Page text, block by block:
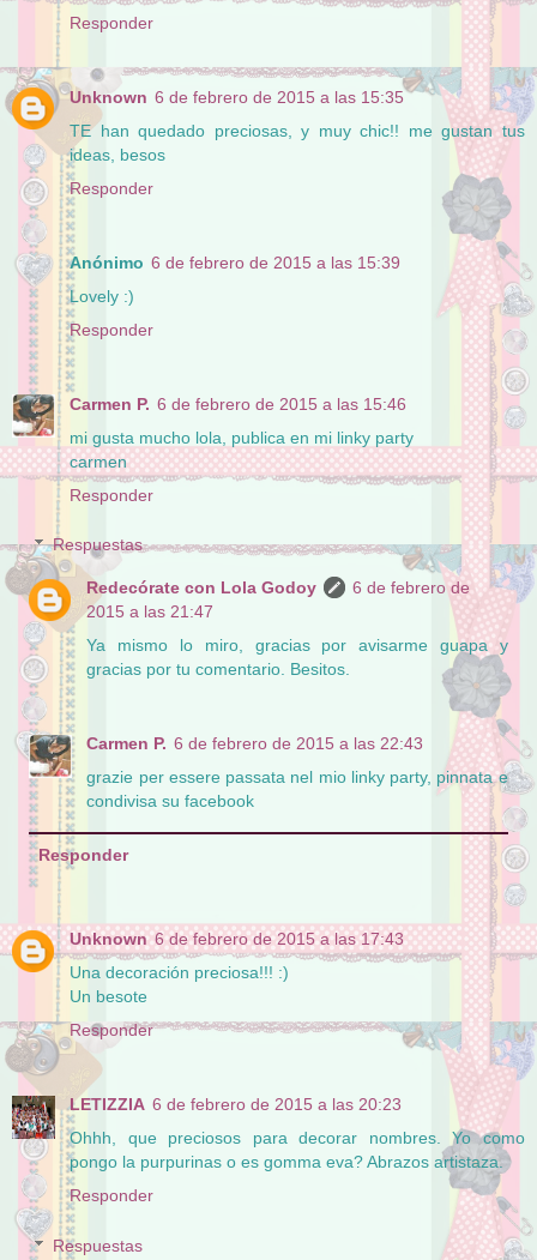
Responder
Unknown 6 de febrero de 2015 a las 15:35
TE han quedado preciosas, y muy chic!! me gustan tus
ideas, besos
Responder
Anónimo 6 de febrero de 2015 a las 15:39
Lovely :)
Responder
Carmen P. 6 de febrero de 2015 a las 15:46
mi gusta mucho lola, publica en mi linky party
carmen
Responder
Respuestas
Redecórate con Lola Godoy
6 de febrero de
2015 a las 21:47
Ya mismo lo miro, gracias por avisarme guapa y
gracias por tu comentario. Besitos.
Carmen P. 6 de febrero de 2015 a las 22:43
grazie per essere passata nel mio linky party, pinnata e
condivisa su facebook
Responder
Unknown 6 de febrero de 2015 a las 17:43
Una decoración preciosa!!! :)
Un besote
Responder
LETIZZIA 6 de febrero de 2015 a las 20:23
Ohhh, que preciosos para decorar nombres. Yo como
pongo la purpurinas o es gomma eva? Abrazos artistaza.
Responder
Respuestas